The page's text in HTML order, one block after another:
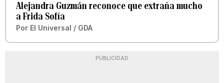
Alejandra Guzmán reconoce que extraña mucho
a Frida Sofía
Por El Universal / GDA
PUBLICIDAD